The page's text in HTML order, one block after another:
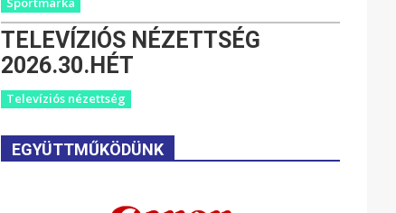
TELEVÍZIÓS NÉZETTSÉG
2026.30.HÉT
Televíziós nézettség
EGYÜTTMŰKÖDÜNK